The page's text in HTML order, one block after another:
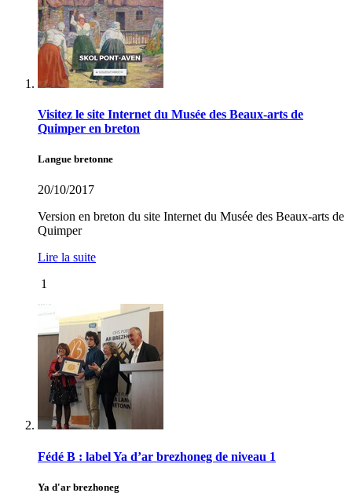
Visitez le site Internet du Musée des Beaux-arts de
Quimper en breton
Langue bretonne
20/10/2017
Version en breton du site Internet du Musée des Beaux-arts de
Quimper
Lire la suite
1
Fédé B : label Ya d’ar brezhoneg de niveau 1
Ya d'ar brezhoneg